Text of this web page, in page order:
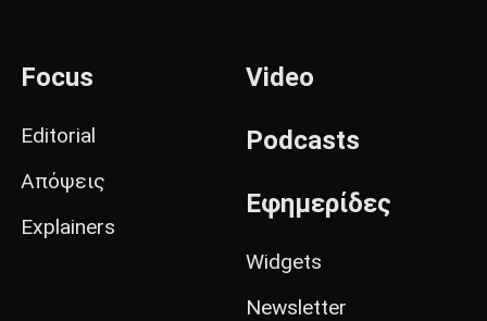
Focus
Editorial
Απόψεις
Explainers
Video
Podcasts
Εφημερίδες
Widgets
Newsletter